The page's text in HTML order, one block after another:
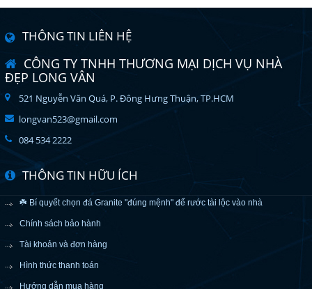
THÔNG TIN LIÊN HỆ
CÔNG TY TNHH THƯƠNG MẠI DỊCH VỤ NHÀ
ĐẸP LONG VÂN
521 Nguyễn Văn Quá, P. Đông Hưng Thuận, TP.HCM
longvan523@gmail.com
084 534 2222
THÔNG TIN HỮU ÍCH
☘️ Bí quyết chọn đá Granite "đúng mệnh" để rước tài lộc vào nhà
Chính sách bảo hành
Tài khoản và đơn hàng
Hình thức thanh toán
Hướng dẫn mua hàng